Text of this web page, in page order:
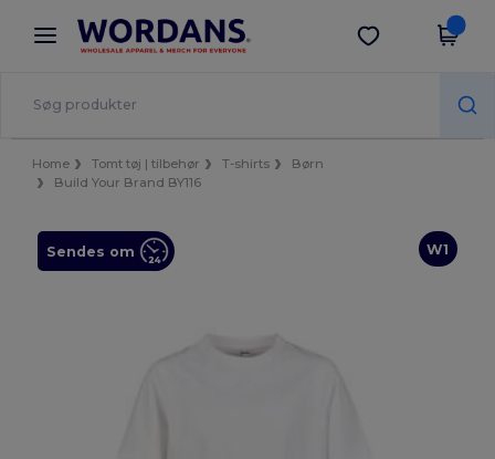
× Wordans-app
Bedre priser i appen!
Hent app
Home Tomt tøj | tilbehør T-shirts
Børn
Build Your Brand BY116
W1
Sendes om